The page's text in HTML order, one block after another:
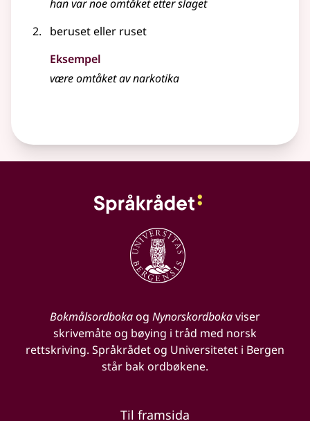
han var noeomtåketetter slaget
beruset eller ruset
Eksempel
væreomtåketav narkotika
Bokmålsordbokaog Nynorskordbokaviser
skrivemåte og bøying i tråd med norsk
rettskriving. Språkrådet og Universitetet i Bergen
står bak ordbøkene.
Til framsida